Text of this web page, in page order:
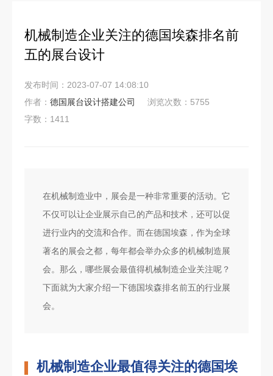
机械制造企业关注的德国埃森排名前
五的展台设计
发布时间：2023-07-07 14:08:10
作者： 德国展台设计搭建公司
浏览次数：5755
字数：1411
在机械制造业中，展会是一种非常重要的活动。它
不仅可以让企业展示自己的产品和技术，还可以促
进行业内的交流和合作。而在德国埃森，作为全球
著名的展会之都，每年都会举办众多的机械制造展
会。那么，哪些展会最值得机械制造企业关注呢？
下面就为大家介绍一下德国埃森排名前五的行业展
会。
机械制造企业最值得关注的德国埃